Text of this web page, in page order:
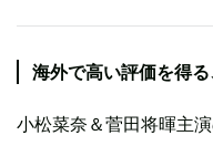
海外で高い評価を得
小松菜奈＆菅田将暉主